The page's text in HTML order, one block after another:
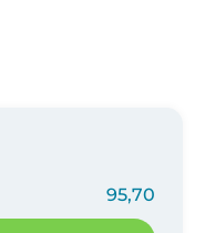
95,70